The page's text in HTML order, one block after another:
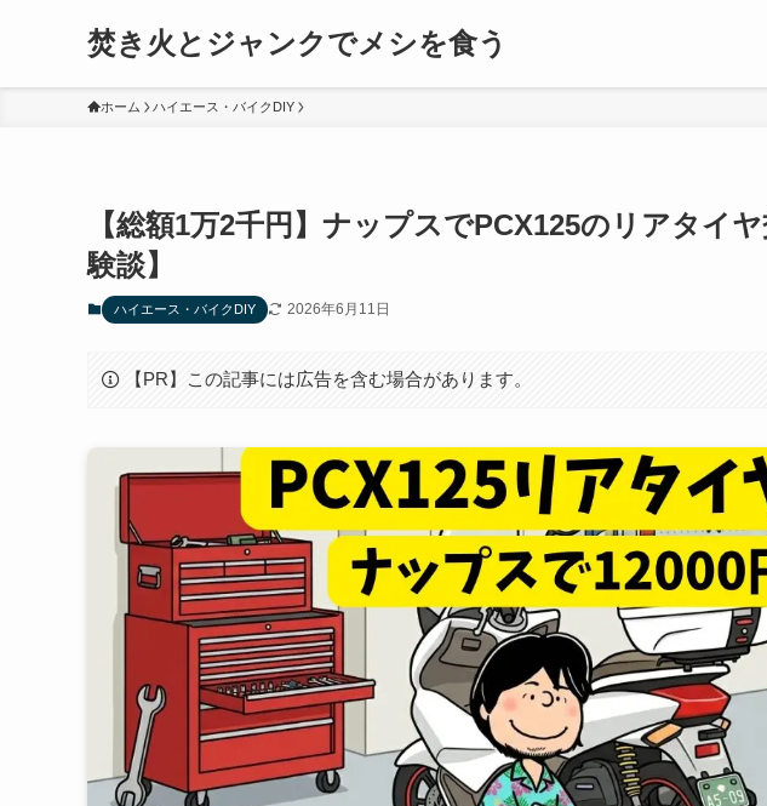
焚き火とジャンクでメシを食う
ホーム ハイエース・バイクDIY
【総額1万2千円】ナップスでPCX125のリアタイ
験談】
ハイエース・バイクDIY 2026年6月11日
【PR】この記事には広告を含む場合があります。